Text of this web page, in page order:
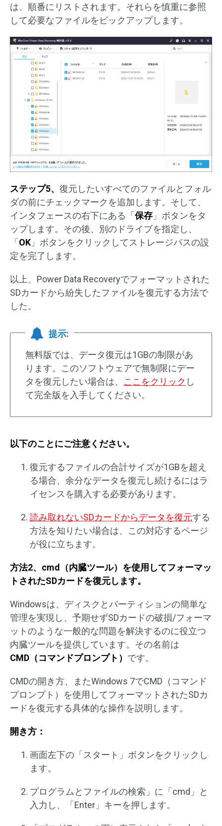
は、順番にリストされます。それらを慎重に参照
して必要なファイルをピックアップします。
ステップ5、 復元したいすべてのファイルとフォル
ダの前にチェックマークを追加します。そして、
インタフェースの右下にある「 保存 」ボタンをタ
ップします。その後、別のドライブを指定し、
「 OK 」ボタンをクリックしてストレージパスの設
定を完了します。
以上、Power Data Recoveryでフォーマットされた
SDカードから紛失したファイルを復元する方法で
した。
提示:
無料版では、データ復元は1GBの制限があ
ります。このソフトウェアで無制限にデー
タを復元したい場合は、 ここをクリック し
て完全版を入手してください。
以下のことにご注意ください。
復元するファイルの合計サイズが1GBを超え
る場合、余分なデータを復元し続けるにはラ
イセンスを購入する必要があります。
読み取れないSDカードからデータを復元する
方法を知りたい場合は、この対応するページ
が役に立ちます。
方法2、cmd（内臓ツール）を使用してフォーマッ
トされたSDカードを復元します。
Windowsは、ディスクとパーティションの簡単な
管理を実現し、予期せずSDカードの破損/フォーマ
ットのような一般的な問題を解決するのに役立つ
内臓ツールを提供しています。その名前は
CMD（コマンドプロンプト） です。
CMDの開き方、またWindows 7でCMD（コマンド
プロンプト）を使用してフォーマットされたSDカ
ードを復元する具体的な操作を説明します。
開き方：
画面左下の「スタート」ボタンをクリックし
ます。
プログラムとファイルの検索」に「cmd」と
入力し、「Enter」キーを押します。